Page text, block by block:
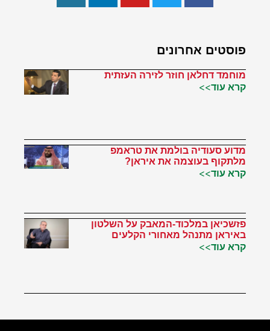
פוסטים אחרונים
מוחמד דחלאן חוזר לזירה העזתית
קרא עוד>>
מדוע סעודיה בולמת את טראמפ
מלתקוף בעוצמה את איראן?
קרא עוד>>
פזשכיאן במלכוד-המאבק על השלטון
באיראן מתנהל מאחורי הקלעים
קרא עוד>>